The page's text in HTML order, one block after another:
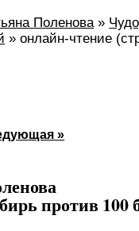
Поленова»
»онлайн-чтение
»
против 100